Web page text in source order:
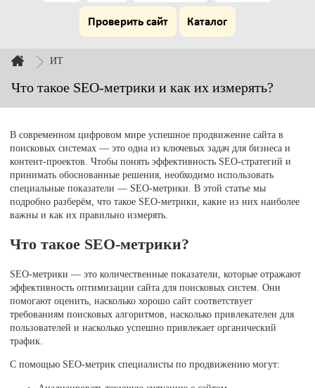
Проверить сайт Каталог
ИТ
Что такое SEO-метрики и как их измерять?
В современном цифровом мире успешное продвижение сайта в
поисковых системах — это одна из ключевых задач для бизнеса и
контент-проектов. Чтобы понять эффективность SEO-стратегий и
принимать обоснованные решения, необходимо использовать
специальные показатели — SEO-метрики. В этой статье мы
подробно разберём, что такое SEO-метрики, какие из них наиболее
важны и как их правильно измерять.
Что такое SEO-метрики?
SEO-метрики — это количественные показатели, которые отражают
эффективность оптимизации сайта для поисковых систем. Они
помогают оценить, насколько хорошо сайт соответствует
требованиям поисковых алгоритмов, насколько привлекателен для
пользователей и насколько успешно привлекает органический
трафик.
С помощью SEO-метрик специалисты по продвижению могут: